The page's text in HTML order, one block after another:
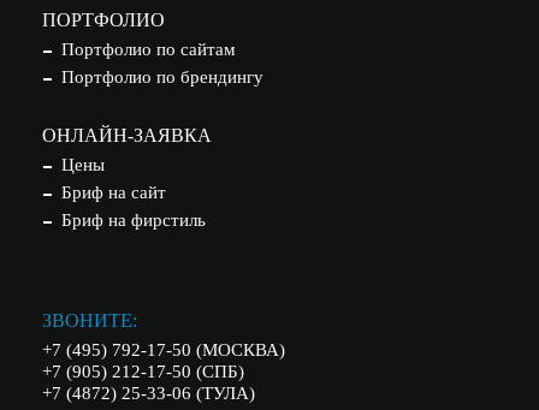
ПОРТФОЛИО
Портфолио по сайтам
Портфолио по брендингу
ОНЛАЙН-ЗАЯВКА
Цены
Бриф на сайт
Бриф на фирстиль
ЗВОНИТЕ:
+7 (495) 792-17-50 (МОСКВА)
+7 (905) 212-17-50 (СПБ)
+7 (4872) 25-33-06 (ТУЛА)